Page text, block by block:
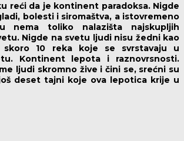
reći da je kontinent paradoksa. Nigde
bolesti i siromaštva, a istovremeno
nema toliko nalazišta najskupljih
Nigde na svetu ljudi nisu žedni kao
10 reka koje se svrstavaju u
Kontinent lepota i raznovrsnosti.
ljudi skromno žive i čini se, srećni su
deset tajni koje ova lepotica krije u